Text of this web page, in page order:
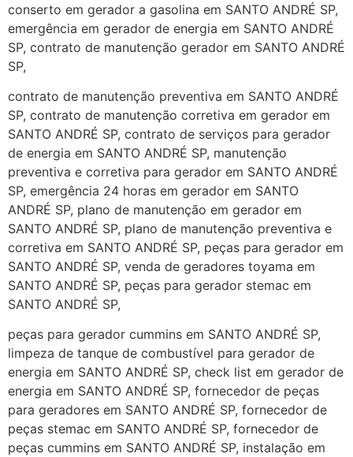
conserto em gerador a gasolina em SANTO ANDRÉ SP,
emergência em gerador de energia em SANTO ANDRÉ
SP, contrato de manutenção gerador em SANTO ANDRÉ
SP,
contrato de manutenção preventiva em SANTO ANDRÉ
SP, contrato de manutenção corretiva em gerador em
SANTO ANDRÉ SP, contrato de serviços para gerador
de energia em SANTO ANDRÉ SP, manutenção
preventiva e corretiva para gerador em SANTO ANDRÉ
SP, emergência 24 horas em gerador em SANTO
ANDRÉ SP, plano de manutenção em gerador em
SANTO ANDRÉ SP, plano de manutenção preventiva e
corretiva em SANTO ANDRÉ SP, peças para gerador em
SANTO ANDRÉ SP, venda de geradores toyama em
SANTO ANDRÉ SP, peças para gerador stemac em
SANTO ANDRÉ SP,
peças para gerador cummins em SANTO ANDRÉ SP,
limpeza de tanque de combustível para gerador de
energia em SANTO ANDRÉ SP, check list em gerador de
energia em SANTO ANDRÉ SP, fornecedor de peças
para geradores em SANTO ANDRÉ SP, fornecedor de
peças stemac em SANTO ANDRÉ SP, fornecedor de
peças cummins em SANTO ANDRÉ SP, instalação em